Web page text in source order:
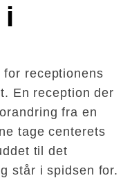
i
receptionens
En reception der
fra en
tage centerets
til det
står i spidsen for.